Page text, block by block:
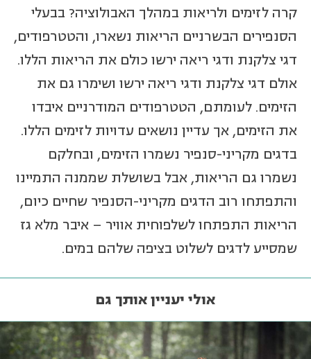
קרה לזימים ולריאות במהלך האבולוציה? בבעלי
הסנפירים הבשרניים הריאות נשארו, והטטרפודים,
דגי צלקנת ודגי ריאה ירשו כולם את הריאות הללו.
אולם דגי צלקנת ודגי ריאה ירשו ושימרו גם את
הזימים. לעומתם, הטטרפודים המודרניים איבדו
את הזימים, אך עדיין נושאים עדויות לזימים הללו.
בדגים מקריני-סנפיר נשמרו הזימים, ובחלקם
נשמרו גם הריאות, אבל בשושלת שממנה התמיינו
והתפתחו רוב הדגים מקריני-הסנפיר שחיים כיום,
הריאות התפתחו לשלפוחית אוויר – איבר מלא גז
שמסייע לדגים לשלוט בציפה שלהם במים.
אולי יעניין אותך גם